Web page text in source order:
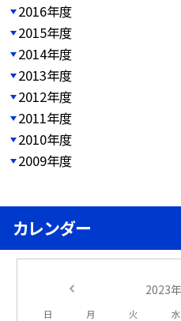
2016年度
2015年度
2014年度
2013年度
2012年度
2011年度
2010年度
2009年度
カレンダー
2023年
日 月 火 水